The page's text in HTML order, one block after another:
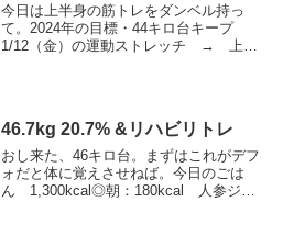
今日は上半身の筋トレをダンベル持っ
て。2024年の目標・44キロ台キープ
1/12（金）の運動ストレッチ → 上半
46.7kg 20.7% &リハビリトレ
おし来た、46キロ台。まずはこれがデフ
ォだと体に覚えさせねば。今日のごは
ん 1,300kcal◎朝：180kcal 人参ジュ